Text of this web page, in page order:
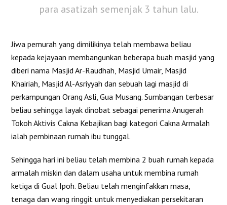
para asatizah semenjak 3 tahun lalu.
Jiwa pemurah yang dimilikinya telah membawa beliau
kepada kejayaan membangunkan beberapa buah masjid yang
diberi nama Masjid Ar-Raudhah, Masjid Umair, Masjid
Khairiah, Masjid Al-Asriyyah dan sebuah lagi masjid di
perkampungan Orang Asli, Gua Musang. Sumbangan terbesar
beliau sehingga layak dinobat sebagai penerima Anugerah
Tokoh Aktivis Cakna Kebajikan bagi kategori Cakna Armalah
ialah pembinaan rumah ibu tunggal.
Sehingga hari ini beliau telah membina 2 buah rumah kepada
armalah miskin dan dalam usaha untuk membina rumah
ketiga di Gual Ipoh. Beliau telah menginfakkan masa,
tenaga dan wang ringgit untuk menyediakan persekitaran